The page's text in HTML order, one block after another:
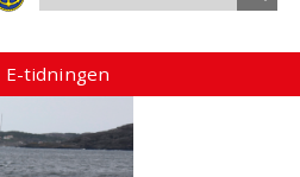
E-tidningen